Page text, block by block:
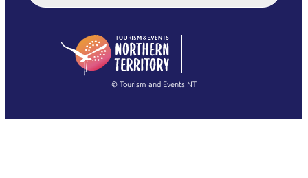
English
(Singapore)
Français
繁體中文
© Tourism and Events NT